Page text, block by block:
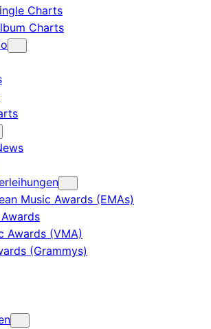
Charts
Charts
Music Awards (EMAs)
Awards (VMA)
(Grammys)